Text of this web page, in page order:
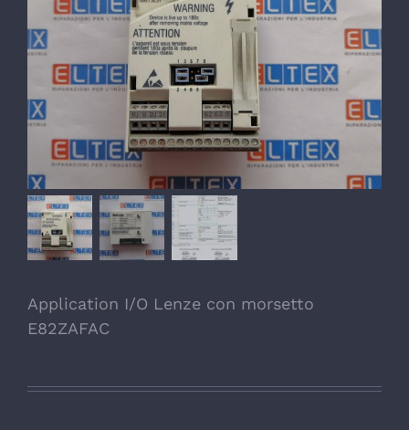
Application I/O Lenze con morsetto
E82ZAFAC